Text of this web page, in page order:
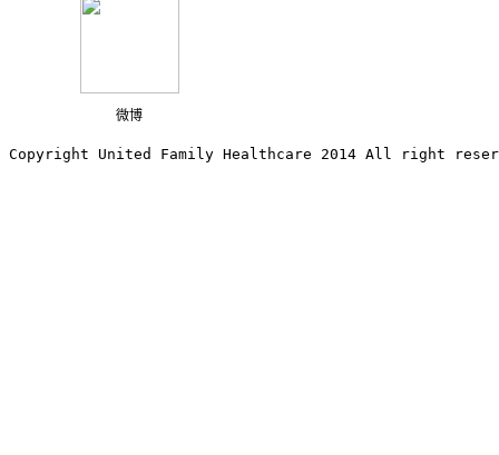
微博
Copyright United Family Healthcare 2014 All right